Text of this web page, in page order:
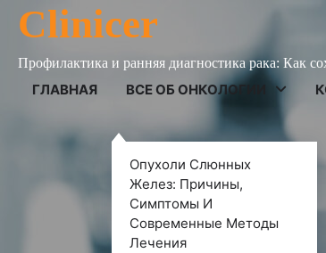
SkipClinicer
Профилактика и ранняя диагностика рака: Как
ГЛАВНАЯ ВСЕ ОБ ОНКОЛОГИИ
Опухоли Слюнных
Желез: Причины,
Симптомы И
Современные Методы
Лечения
ВСЕ ОБ ОНКОЛОГИИ
Рак шейки матки:
скрининга